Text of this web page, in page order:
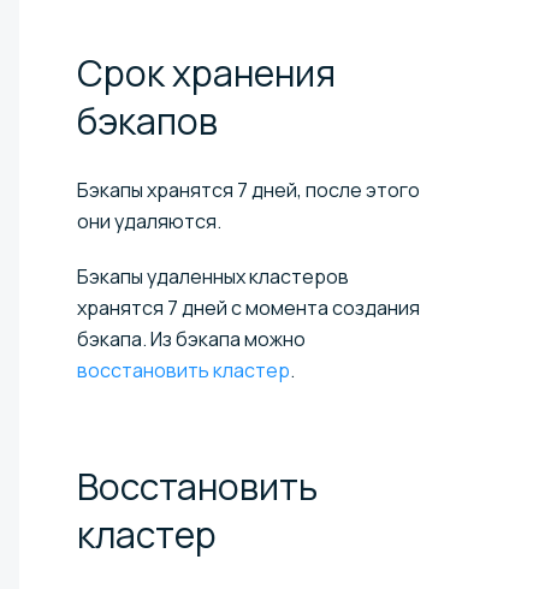
Срок хранения
бэкапов
Бэкапы хранятся 7 дней, после этого
они удаляются.
Бэкапы удаленных кластеров
хранятся 7 дней с момента создания
бэкапа. Из бэкапа можно
восстановить кластер.
Восстановить
кластер